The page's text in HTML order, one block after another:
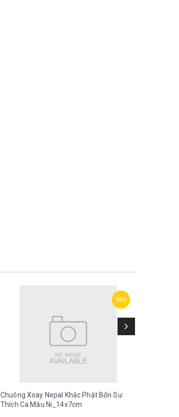
Mới
Chuông Xoay Nepal Khắc Phật Bổn Sư
Thích Ca Mâu Ni_14x7cm